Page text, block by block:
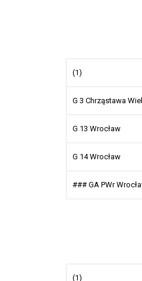
(1)
G 3 Chrząstawa
G 13 Wrocław
G 14 Wrocław
### GA PWr
(1)